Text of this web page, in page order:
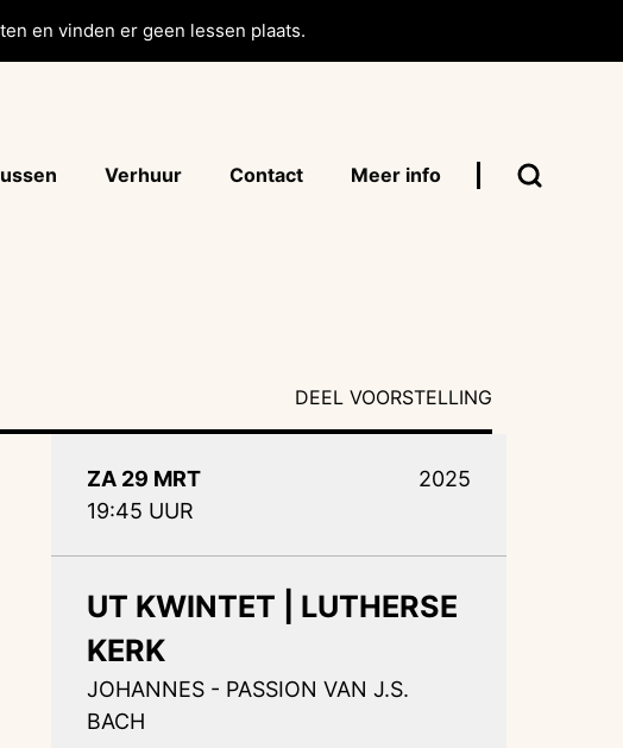
en vinden er geen lessen plaats.
Verhuur Contact Meer info
DEEL VOORSTELLING
ZA 29 MRT
19:45 UUR
2025
UT KWINTET | LUTHERSE
KERK
JOHANNES - PASSION VAN J.S.
BACH